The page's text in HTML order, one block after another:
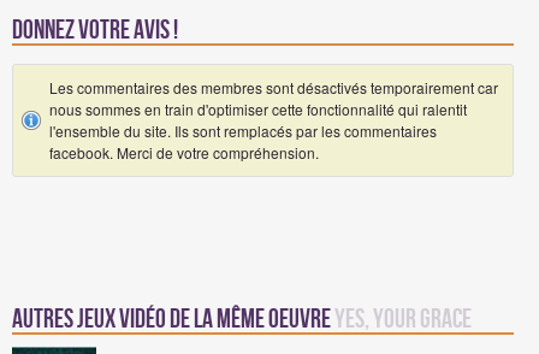
Donnez votre avis !
Les commentaires des membres sont désactivés temporairement car
nous sommes en train d'optimiser cette fonctionnalité qui ralentit
l'ensemble du site. Ils sont remplacés par les commentaires
facebook. Merci de votre compréhension.
Autres jeux vidéo de la même oeuvreYes, Your Grace